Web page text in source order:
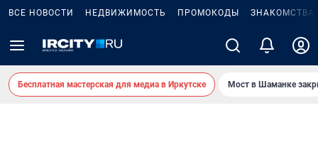
ВСЕ НОВОСТИ НЕДВИЖИМОСТЬ ПРОМОКОДЫ ЗНАКОМСТВА
Бесплатная мастерская для медиа в Иркутске Мост в Шаманке